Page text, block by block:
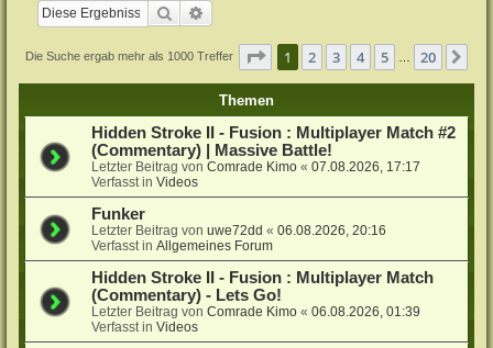
Suche
Die Suche ergab mehr als 1000 Treffer Seite 1von 20
1 2 3 4 5 20
Themen
Hidden Stroke II - Fusion : Multiplayer Match #2
(Commentary) | Massive Battle!
Letzter Beitrag vonComrade Kimo «07.08.2026, 17:17
Verfasst inVideos
Funker
Letzter Beitrag vonuwe72dd «06.08.2026, 20:16
Verfasst inAllgemeines Forum
Hidden Stroke II - Fusion : Multiplayer Match
(Commentary) - Lets Go!
Letzter Beitrag vonComrade Kimo «06.08.2026, 01:39
Verfasst inVideos